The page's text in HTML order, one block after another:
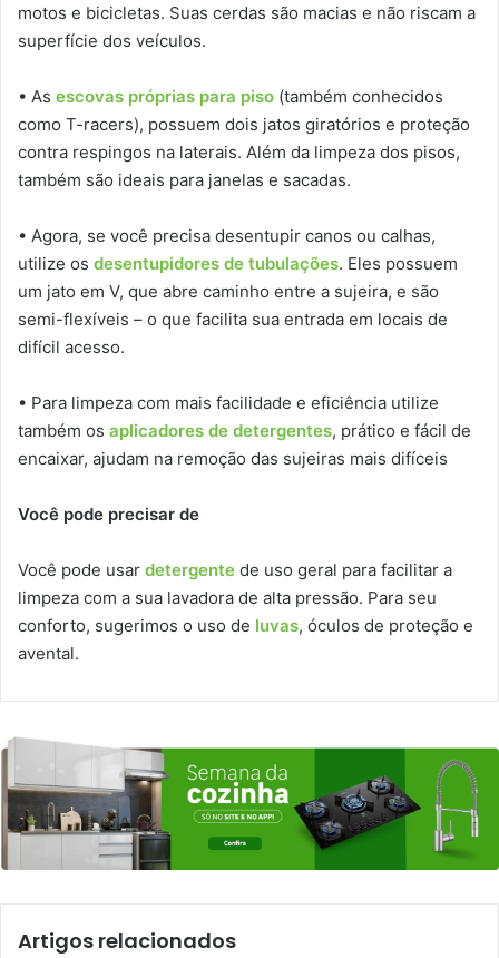
motos e bicicletas. Suas cerdas são macias e não riscam a
superfície dos veículos.
• As escovas próprias para piso (também conhecidos
como T-racers), possuem dois jatos giratórios e proteção
contra respingos na laterais. Além da limpeza dos pisos,
também são ideais para janelas e sacadas.
• Agora, se você precisa desentupir canos ou calhas,
utilize os desentupidores de tubulações. Eles possuem
um jato em V, que abre caminho entre a sujeira, e são
semi-flexíveis – o que facilita sua entrada em locais de
difícil acesso.
• Para limpeza com mais facilidade e eficiência utilize
também os aplicadores de detergentes, prático e fácil de
encaixar, ajudam na remoção das sujeiras mais difíceis
Você pode precisar de
Você pode usar detergente de uso geral para facilitar a
limpeza com a sua lavadora de alta pressão. Para seu
conforto, sugerimos o uso de luvas, óculos de proteção e
avental.
Artigos relacionados